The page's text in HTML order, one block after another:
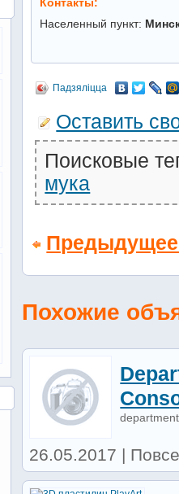
Населенный пункт:
Падзяліцца
Оставить
Поисковые
мука
Похожие
26.05.2017 |